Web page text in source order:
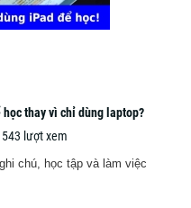
thay vì chỉ dùng laptop?
543 lượt xem
chú, học tập và làm việc